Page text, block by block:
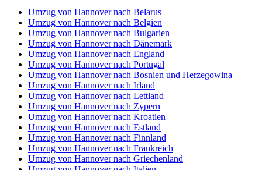
Umzug von Hannover nach Belarus
Umzug von Hannover nach Belgien
Umzug von Hannover nach Bulgarien
Umzug von Hannover nach Dänemark
Umzug von Hannover nach England
Umzug von Hannover nach Portugal
Umzug von Hannover nach Bosnien und Herzegowina
Umzug von Hannover nach Irland
Umzug von Hannover nach Lettland
Umzug von Hannover nach Zypern
Umzug von Hannover nach Kroatien
Umzug von Hannover nach Estland
Umzug von Hannover nach Finnland
Umzug von Hannover nach Frankreich
Umzug von Hannover nach Griechenland